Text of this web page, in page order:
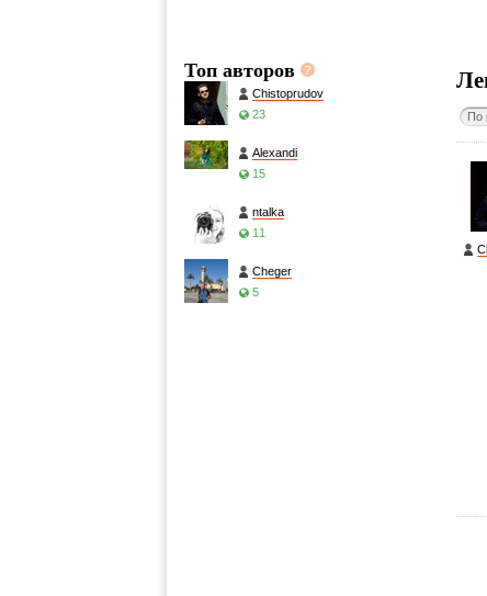
Топ авторов
Chistoprudov
23
Alexandi
15
ntalka
11
Cheger
5
По